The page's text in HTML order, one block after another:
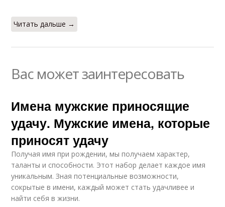
Читать дальше →
Вас может заинтересовать
Имена мужские приносящие
удачу. Мужские имена, которые
приносят удачу
Получая имя при рождении, мы получаем характер,
таланты и способности. Этот набор делает каждое имя
уникальным. Зная потенциальные возможности,
сокрытые в имени, каждый может стать удачливее и
найти себя в жизни.